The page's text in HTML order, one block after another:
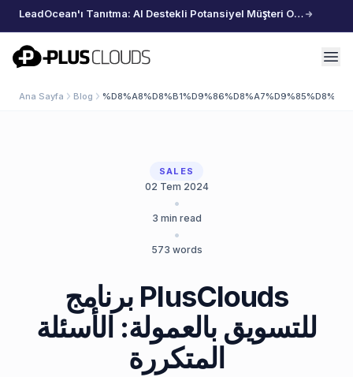
LeadOcean'ı Tanıtma: AI Destekli Potansiyel Müşteri Oluşturma, Özenle Seçilmiş Veriler, Zahmetsiz Büyüme
PlusClouds
Ana Sayfa Blog
SALES
02 Tem 2024
•
3 min read
•
573 words
برنامج PlusClouds
للتسويق بالعمولة: الأسئلة
المتكررة